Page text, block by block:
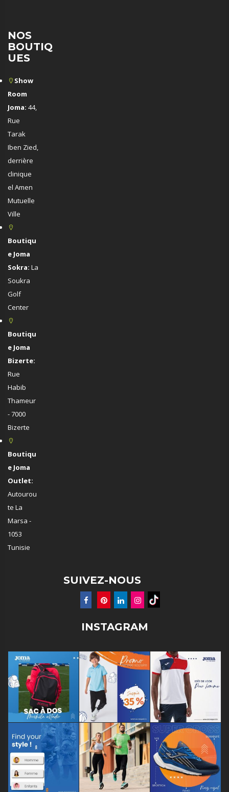
NOS
BOUTIQ
UES
Show
Room
Joma: 44,
Rue
Tarak
Iben Zied,
derrière
clinique
el Amen
Mutuelle
Ville
Boutiqu
e Joma
Sokra: La
Soukra
Golf
Center
Boutiqu
e Joma
Bizerte:
Rue
Habib
Thameur
- 7000
Bizerte
Boutiqu
e Joma
Outlet:
Autourou
te La
Marsa -
1053
Tunisie
SUIVEZ-NOUS
INSTAGRAM